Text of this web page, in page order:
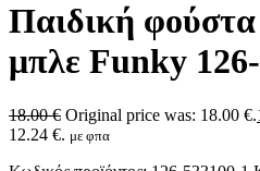
Παιδική
μπλε Funky
18.00€ Original price was: 18.00 €.
12.24 €. με φπα